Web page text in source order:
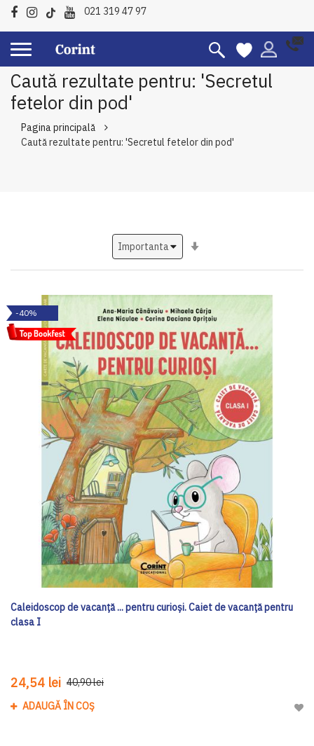
021 319 47 97
Caută rezultate pentru: 'Secretul
fetelor din pod'
Pagina principală
Caută rezultate pentru: 'Secretul fetelor din pod'
-40%
Caleidoscop de vacanță ... pentru curioși. Caiet de vacanță pentru
clasa I
24,54 lei 40,90 lei
ADAUGĂ ÎN COȘ